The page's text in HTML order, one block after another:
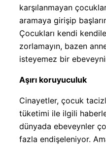
karşılanmayan
aramaya girişip
Çocukları kendi
zorlamayın, bazen
isteyemez bir
Aşırı koruyuculuk
Cinayetler, çocuk
tüketimi ile ilgili
dünyada ebeveynler
fazla endişeleniyor.